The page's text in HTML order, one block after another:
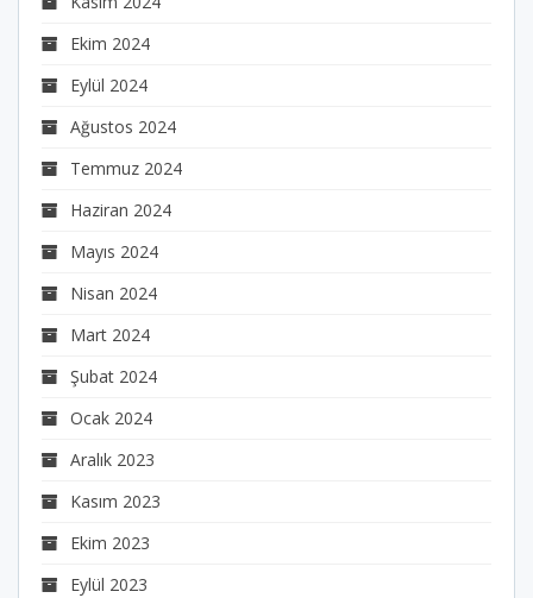
Ekim 2024
Eylül 2024
Ağustos 2024
Temmuz 2024
Haziran 2024
Mayıs 2024
Nisan 2024
Mart 2024
Şubat 2024
Ocak 2024
Aralık 2023
Kasım 2023
Ekim 2023
Eylül 2023